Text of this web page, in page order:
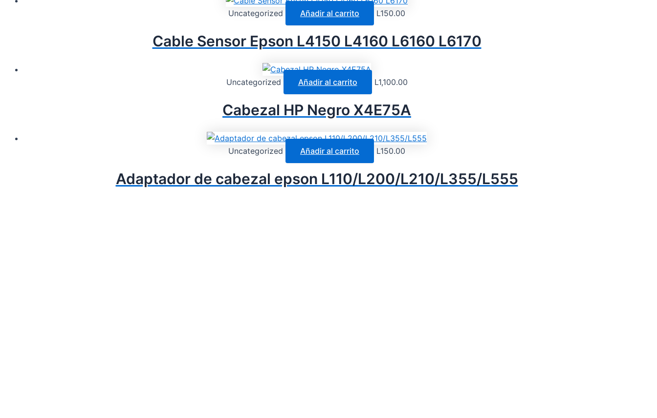
Uncategorized Añadir al carrito L150.00
Cable Sensor Epson L4150 L4160 L6160 L6170
Uncategorized Añadir al carrito L1,100.00
Cabezal HP Negro X4E75A
Uncategorized Añadir al carrito L150.00
Adaptador de cabezal epson L110/L200/L210/L355/L555